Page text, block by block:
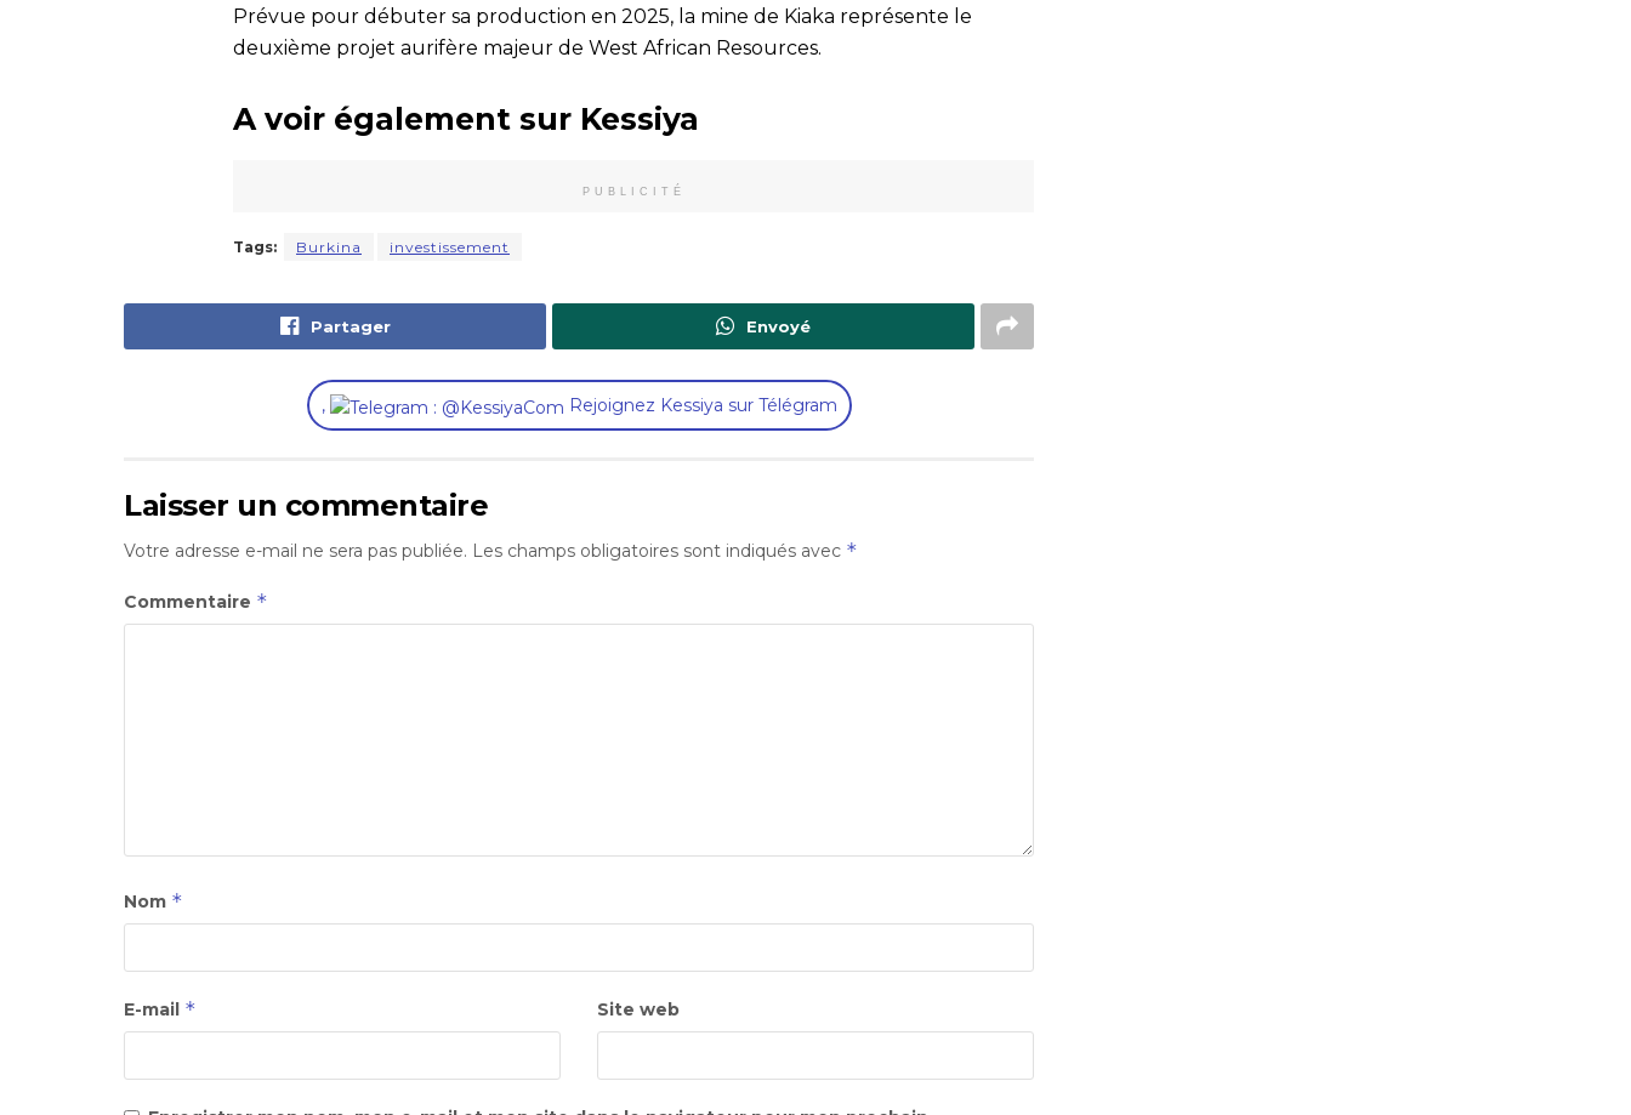
Prévue pour débuter sa production en 2025, la mine de Kiaka représente le
deuxième projet aurifère majeur de West African Resources.
A voir également sur Kessiya
PUBLICITÉ
Tags: Burkina investissement
Partager Envoyé
, Rejoignez Kessiya sur Télégram
Laisser un commentaire
Votre adresse e-mail ne sera pas publiée. Les champs obligatoires sont indiqués avec *
Commentaire *
Nom *
E-mail * Site web